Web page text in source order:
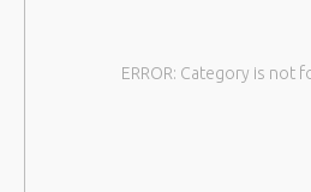
ERROR: Category is not